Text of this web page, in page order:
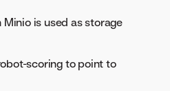
is used as storage
scoring to point to